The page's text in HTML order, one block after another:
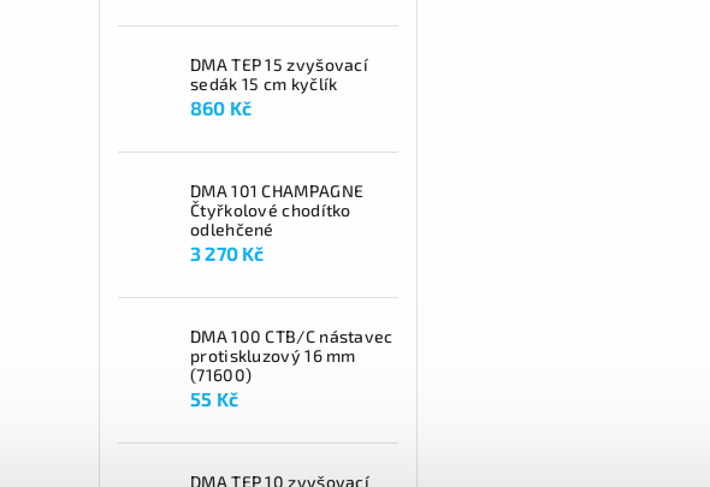
DMA TEP 15 zvyšovací
sedák 15 cm kyčlík
860 Kč
DMA 101 CHAMPAGNE
Čtyřkolové chodítko
odlehčené
3 270 Kč
DMA 100 CTB/C nástavec
protiskluzový 16 mm
(71600)
55 Kč
DMA TEP 10 zvyšovací